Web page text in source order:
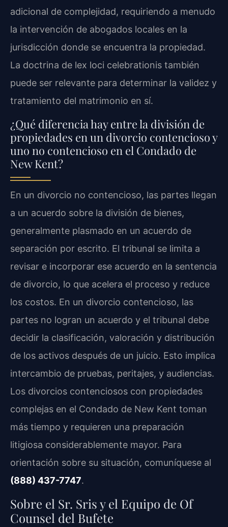
adicional de complejidad, requiriendo a menudo
la intervención de abogados locales en la
jurisdicción donde se encuentra la propiedad.
La doctrina de lex loci celebrationis también
puede ser relevante para determinar la validez y
tratamiento del matrimonio en sí.
¿Qué diferencia hay entre la división de
propiedades en un divorcio contencioso y
uno no contencioso en el Condado de
New Kent?
En un divorcio no contencioso, las partes llegan
a un acuerdo sobre la división de bienes,
generalmente plasmado en un acuerdo de
separación por escrito. El tribunal se limita a
revisar e incorporar ese acuerdo en la sentencia
de divorcio, lo que acelera el proceso y reduce
los costos. En un divorcio contencioso, las
partes no logran un acuerdo y el tribunal debe
decidir la clasificación, valoración y distribución
de los activos después de un juicio. Esto implica
intercambio de pruebas, peritajes, y audiencias.
Los divorcios contenciosos con propiedades
complejas en el Condado de New Kent toman
más tiempo y requieren una preparación
litigiosa considerablemente mayor. Para
orientación sobre su situación, comuníquese al
(888) 437-7747.
Sobre el Sr. Sris y el Equipo de Of
Counsel del Bufete